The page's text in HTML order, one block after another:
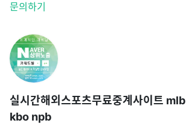
문의하기
실시간해외스포츠무료중계사이트 mlb
kbo npb